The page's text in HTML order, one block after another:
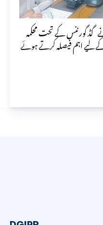
گڈ گورننس کے تحت محکمہ
لیے اہم فیصلہ کرتے ہوئے